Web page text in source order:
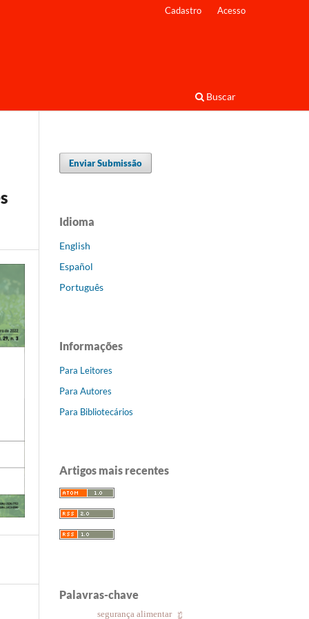
Buscar
Cadastro Acesso
Enviar Submissão
Idioma
English
Español
Português
Informações
Para Leitores
Para Autores
Para Bibliotecários
Artigos mais recentes
Palavras-chave
segurança alimentar